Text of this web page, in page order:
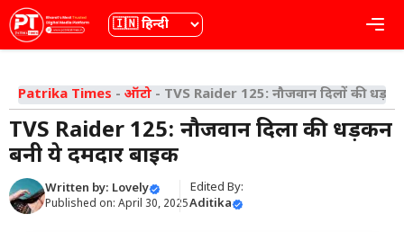
Skip
to
content
भाषा
Patrika Times - ऑटो - TVS Raider 125: नौजवान दिलों की
TVS Raider 125: नौजवान दिलों की धड़कन
बनी ये दमदार बाइक
Written by: Lovely
Published on: April 30, 2025
Edited By:
Aditika